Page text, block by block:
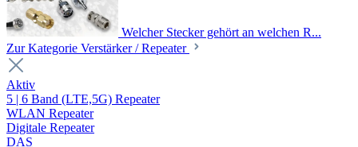
Welcher Stecker gehört an welchen R...
Zur Kategorie Verstärker / Repeater
Aktiv
5 | 6 Band (LTE,5G) Repeater
WLAN Repeater
Digitale Repeater
DAS